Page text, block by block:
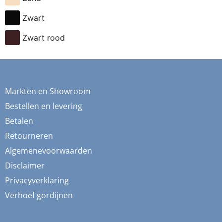
fietsen
flessen
fresia
ganzen
gemberkoekjes
geometrisch
ginko
gnome
grafisch
Zwart
Zwart rood
Markten en Showroom
Bestellen en levering
Betalen
Retourneren
Algemenevoorwaarden
Disclaimer
Privacyverklaring
Verhoef gordijnen